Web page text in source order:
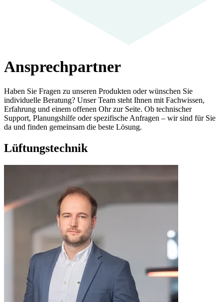
Ansprechpartner
Haben Sie Fragen zu unseren Produkten oder wünschen Sie
individuelle Beratung? Unser Team steht Ihnen mit Fachwissen,
Erfahrung und einem offenen Ohr zur Seite. Ob technischer
Support, Planungshilfe oder spezifische Anfragen – wir sind für Sie
da und finden gemeinsam die beste Lösung.
Lüftungstechnik